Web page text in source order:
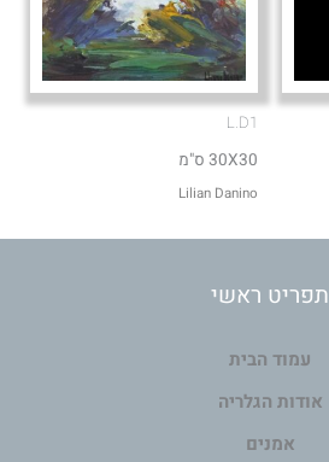
L.D1
30X30 ס"מ
Lilian Danino
תפריט ראשי
עמוד הבית
אודות הגלריה
אמנים